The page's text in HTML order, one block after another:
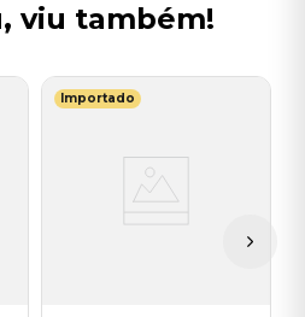
viu também!
Importado